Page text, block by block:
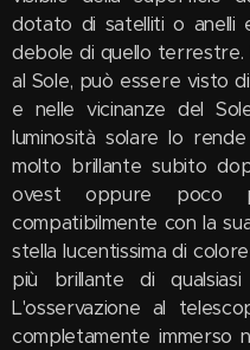
dotato di satelliti o anelli
debole di quello terrestre.
al Sole, può essere visto
e nelle vicinanze del
luminosità solare lo
molto brillante subito
ovest oppure poco
compatibilmente con la
stella lucentissima di
più brillante di
L'osservazione al
completamente immerso